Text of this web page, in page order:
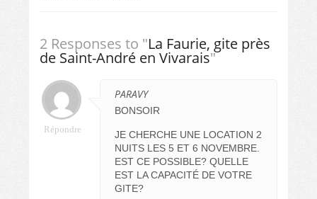
2 Responses to "La Faurie, gite près
de Saint-André en Vivarais"
PARAVY
BONSOIR
JE CHERCHE UNE LOCATION 2
NUITS LES 5 ET 6 NOVEMBRE.
EST CE POSSIBLE? QUELLE
EST LA CAPACITÉ DE VOTRE
GITE?
Répondre